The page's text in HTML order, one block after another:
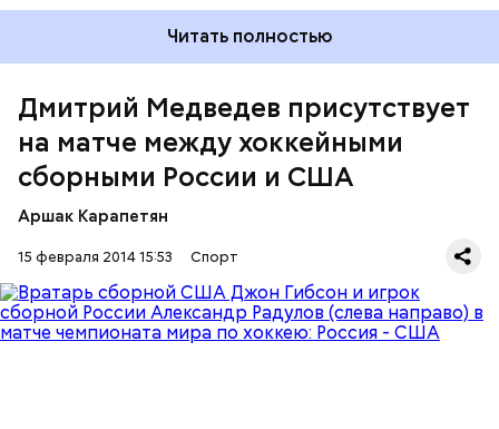
Читать полностью
Дмитрий Медведев присутствует
на матче между хоккейными
сборными России и США
Аршак Карапетян
15 февраля 2014 15:53 Спорт